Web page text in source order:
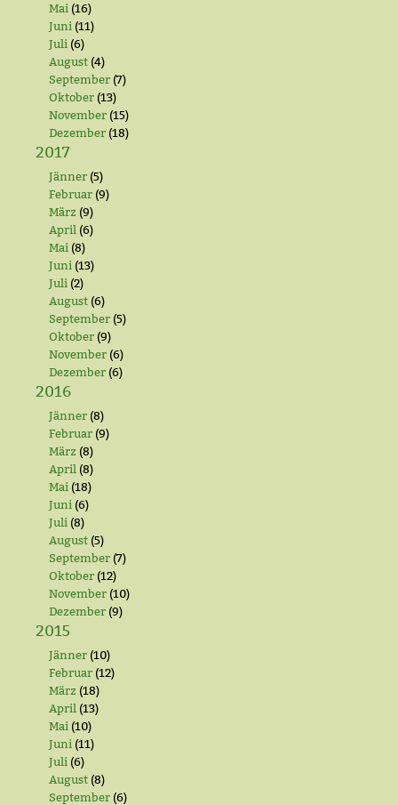
Mai (16)
Juni (11)
Juli (6)
August (4)
September (7)
Oktober (13)
November (15)
Dezember (18)
2017
Jänner (5)
Februar (9)
März (9)
April (6)
Mai (8)
Juni (13)
Juli (2)
August (6)
September (5)
Oktober (9)
November (6)
Dezember (6)
2016
Jänner (8)
Februar (9)
März (8)
April (8)
Mai (18)
Juni (6)
Juli (8)
August (5)
September (7)
Oktober (12)
November (10)
Dezember (9)
2015
Jänner (10)
Februar (12)
März (18)
April (13)
Mai (10)
Juni (11)
Juli (6)
August (8)
September (6)